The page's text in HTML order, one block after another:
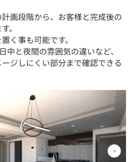
画段階から、お客様と完成後の
。
く事も可能です。
中と夜間の雰囲気の違いなど、
ジしにくい部分まで確認できる